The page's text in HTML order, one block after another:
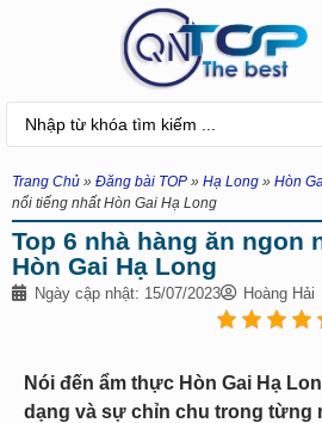
Trang Chủ » Đăng bài TOP » Hạ Long » Hòn
nổi tiếng nhất Hòn Gai Hạ Long
Top 6 nhà hàng ăn ngon
Hòn Gai Hạ Long
Ngày cập nhật: 15/07/2023
Hoàng Hải
Nói đến ẩm thực Hòn Gai Hạ
dạng và sự chỉn chu trong từng